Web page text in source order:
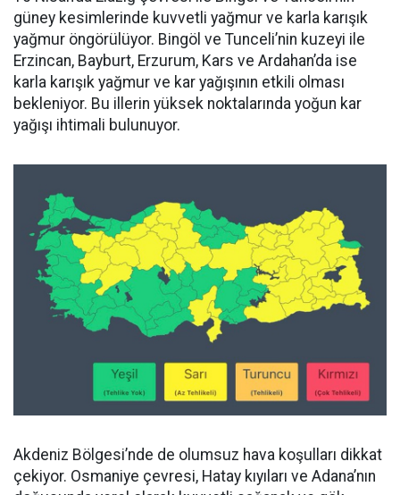
güney kesimlerinde kuvvetli yağmur ve karla karışık
yağmur öngörülüyor. Bingöl ve Tunceli’nin kuzeyi ile
Erzincan, Bayburt, Erzurum, Kars ve Ardahan’da ise
karla karışık yağmur ve kar yağışının etkili olması
bekleniyor. Bu illerin yüksek noktalarında yoğun kar
yağışı ihtimali bulunuyor.
Akdeniz Bölgesi’nde de olumsuz hava koşulları dikkat
çekiyor. Osmaniye çevresi, Hatay kıyıları ve Adana’nın